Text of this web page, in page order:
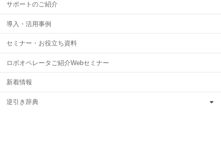
サポートのご紹介
導入・活用事例
セミナー・お役立ち資料
ロボオペレータご紹介Webセミナー
新着情報
逆引き辞典